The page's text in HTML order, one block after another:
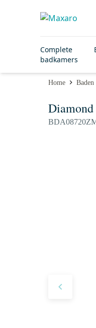
Complete
badkamers
Home Baden